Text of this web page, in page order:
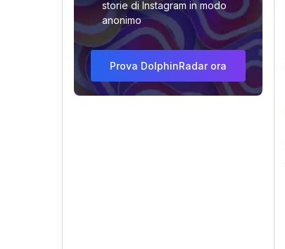
storie di Instagram in modo
anonimo
Prova DolphinRadar ora